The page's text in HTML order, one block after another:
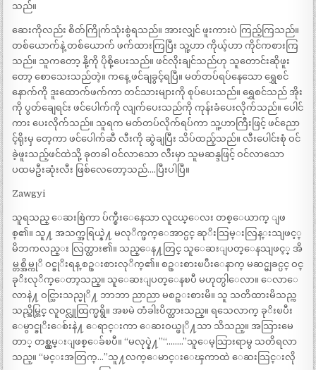
သည်။
ဆေးကိုလည်း စိတ်ကြိုက်သုံးစွဲရသည်။ အားလျှင် ဖူးကားပဲ ကြည့်ကြသည်။
တစ်ယောက်နဲ့ တစ်ယောက် ဖက်ထားကြပြီး သူ့ဟာ ကိုယ့်ဟာ ကိုင်ကစားကြ
သည်။ သူကတော့ နို့ကို ပိုစို့ပေးသည်။ ဖင်လိုးချင်သည်ဟု သူတောင်းဆိုဖူး
တော့ စောသေးသည်တဲ့။ ကနေ့ ဖင်ချခွင့်ရပြီ။ မတ်တပ်ရပ်နေသော ရွှေစင်
နောက်ကို ဒူးထောက်ဖက်ကာ တင်သားများကို စုပ်ပေးသည်။ ရွှေစင်သည် အိုး
ကို ပွတ်ချေရင်း ဖင်ပေါက်ကို လျက်ပေးသည်ကို ကုန်းခံပေးလိုက်သည်။ ပေါင်
ကား ပေးလိုက်သည်။ သူရက မတ်တပ်လိုက်ရပ်ကာ သူ့ဟာကြီးဖြင့် ဖင်ညော
င့်ရိုးမှ တေ့ကာ ဖင်ပေါက်ဆီ လီးကို ဆွဲချပြီး သိပ်ထည့်သည်။ လီးပေါင်းစုံ ဝင်
ခဲ့ဖူးသည့်ဖင်ထဲသို့ ခုတခါ ဝင်လာသော လီးမှာ သူမဆန္ဒဖြင့် ဝင်လာသော
ပထမဦးဆုံးလီး ဖြစ်လေတော့သည်….ပြီးပါပြီ။
Zawgyi
သူရသည္ ေဆးစြဲကာ ပ်က္စီးေနေသာ လူငယ္ေလး တစ္ေယာက္ ျဖ
စ္၏။ သူ႔ အသက္အရြယ္နဲ႔ မလုိက္ဖက္ေအာင္ပင္ ဆုိးသြမ္းလြန္းသျဖင့္
မိဘကလည္း လြတ္ထား၏။ သည္ေန႔တြင္ သူေဆးျပတ္ေနသျဖင့္ အိ
မ္တစ္အိမ္ကုိ ဝင္ခုိးရန္ စဥ္းစားလုိက္၏။ စဥ္းစားၿပီးေနာက္ မဆင္မျခင္ပင္ ဝင္
ခုိးလုိက္ေတာ့သည္။ သူေဆးျပတ္ေနၿပီ မဟုတ္ပါေလာ။ ေလာေ
လာနဲ႔ ဝင္သြားသည္မုိ႔ ဘာဘာ ညာညာ မစဥ္းစားမိ။ သူ သတိထားမိသည္က
သည္အိမ္တြင္ လူဝင္လူထြက္မရွိ။ အၿမဲ တံခါးပိတ္ထားသည္။ ရသေလာက္ ခုိးၿပီး
ေမွာင္ခုိးေစ်းနဲ႔ ေရာင္းကာ ေဆးဝယ္ဖုိ႔သာ သိသည္။ အသြားမေ
တာ္ တစ္လွမ္းျဖစ္ေခ်ၿပီ။ “မလုပ္နဲ႔”“……..”သူေမ့သြားရာမွ သတိရလာ
သည္။ “မင္းအတြက္…”သူ႔လက္ေမာင္းေၾကာထဲ ေဆးသြင္းလို